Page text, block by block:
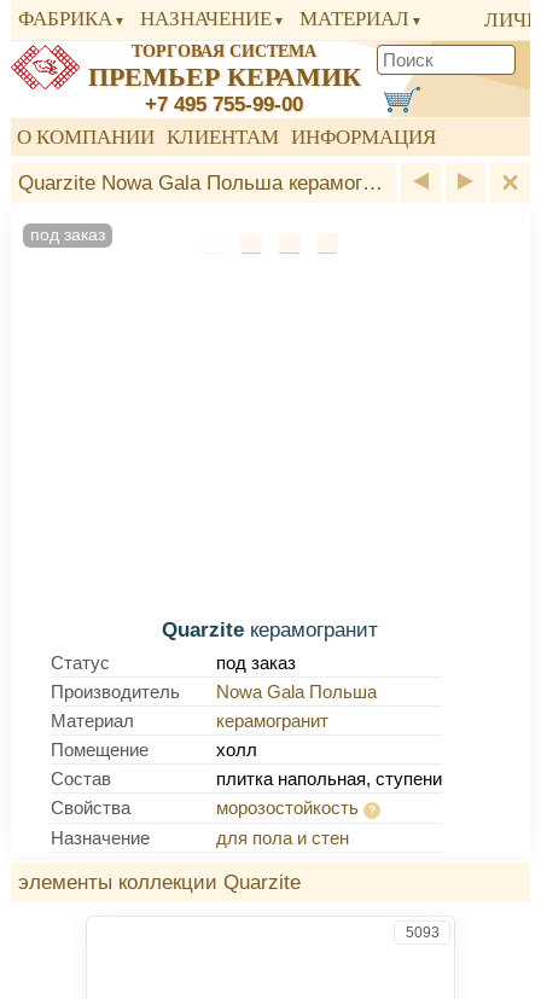
ФАБРИКА НАЗНАЧЕНИЕ МАТЕРИАЛ
ТОРГОВАЯ СИСТЕМА
ПРЕМЬЕР КЕРАМИК
+7 495 755-99-00
О КОМПАНИИ КЛИЕНТАМ ИНФОРМАЦИЯ
Quarzite Nowa Gala Польша керамогранит
под заказ
Quarzite керамогранит
Статус
под заказ
Производитель
Nowa Gala Польша
Материал
керамогранит
Помещение
холл
Состав
плитка напольная, ступени
Свойства
морозостойкость
Назначение
для пола и стен
элементы коллекции Quarzite
5093